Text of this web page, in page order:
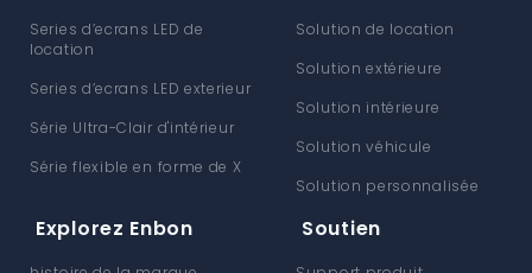
Series d’ecrans LED de
location
Series d’ecrans LED exterieur
Série Ultra-Clair d'intérieur
Série flexible en forme de X
Solution de location
Solution extérieure
Solution intérieure
Solution véhicule
Solution personnalisée
Explorez Enbon Soutien